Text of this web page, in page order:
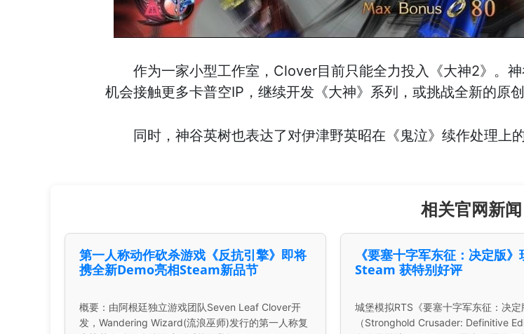
作为一家小型工作室，Clover目前只能全力投入《大神2》。
机会接触更多卡普空IP，继续开发《大神》系列，或挑战全新的原
同时，神谷英树也表达了对伊津野英昭在《鬼泣》续作处理上
相关官网新闻
第一人称动作砍杀游戏《反抗引擎》即将
携全新Demo亮相Steam新品节
概要：由阿根廷独立游戏团队Seven Leaf Clover开
发，Wandering Wizard(流浪巫师)发行的第一人称复
《要塞十字军东征：决定版
Steam 获特别好评
城堡模拟RTS《要塞十字军东征：决定
（Stronghold Crusader: Definitive